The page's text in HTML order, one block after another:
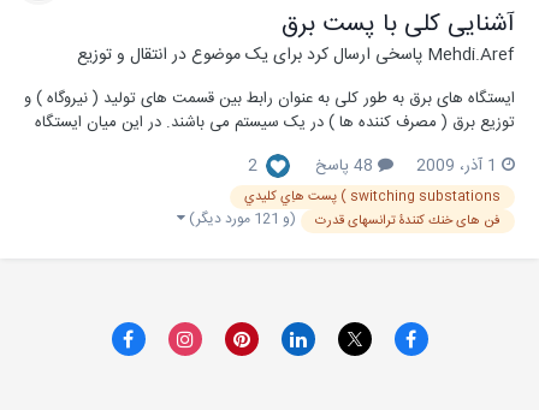
آشنایی کلی با پست برق
Mehdi.Arefپاسخی ارسال کرد برای یک موضوع درانتقال و توزیع
ایستگاه های برق به طور کلی به عنوان رابط بین قسمت های تولید ( نیروگاه ) و
توزیع برق ( مصرف کننده ها ) در یک سیستم می باشند. در این میان ایستگاه
می باشند. مقاله زیر به صورت PDF در مورد آشنایی کلی با پست ها می باشد
که...
1 آذر، 2009 48 پاسخ 2
switching substations ) پست هاِي کليدي
فن های خنك كنندۀ ترانسهای قدرت
(و 121 مورد دیگر)